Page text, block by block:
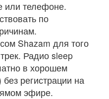
или телефоне.
по
Shazam для того
Радио sleep
в хорошем
регистрации на
эфире.